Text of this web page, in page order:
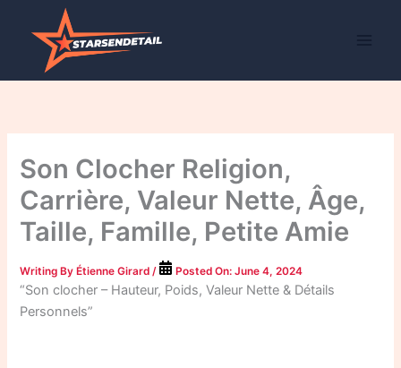
Son Clocher Religion,
Carrière, Valeur Nette, Âge,
Taille, Famille, Petite Amie
Writing ByÉtienne Girard / Posted On:June 4, 2024
“Son clocher – Hauteur, Poids, Valeur Nette & Détails
Personnels”